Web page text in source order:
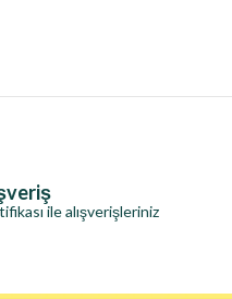
ile alışverişleriniz